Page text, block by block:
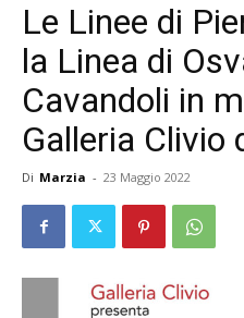
Le Linee di
la Linea di
Cavandoli in
Galleria Clivio
Di Marzia - 23 Maggio 2022